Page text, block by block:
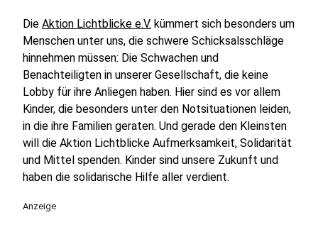
Die Aktion Lichtblicke e.V. kümmert sich besonders um
Menschen unter uns, die schwere Schicksalsschläge
hinnehmen müssen: Die Schwachen und
Benachteiligten in unserer Gesellschaft, die keine
Lobby für ihre Anliegen haben. Hier sind es vor allem
Kinder, die besonders unter den Notsituationen leiden,
in die ihre Familien geraten. Und gerade den Kleinsten
will die Aktion Lichtblicke Aufmerksamkeit, Solidarität
und Mittel spenden. Kinder sind unsere Zukunft und
haben die solidarische Hilfe aller verdient.
Anzeige